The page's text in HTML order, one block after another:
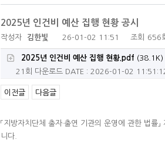
2025년 인건비 예산 집행 현황 공시
작성자 김한빛 26-01-02 11:51 조회 656
2025년 인건비 예산 집행 현황.pdf (38.1K)
21회 다운로드 DATE : 2026-01-02
이전글 다음글
「지방자치단체 출자·출연 기관의 운영에 관한 법
니다.